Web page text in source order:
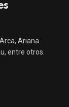
Ariana
entre otros.